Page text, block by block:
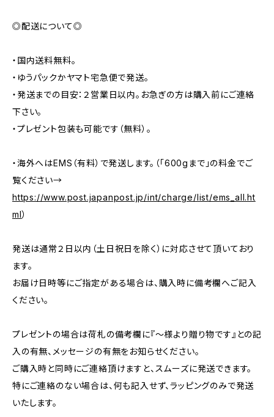
◎配送について◎​
・国内送料無料。​
・ゆうパックかヤマト宅急便で発送。​
・発送までの目安：２営業日以内。お急ぎの方は購入前にご連絡
下さい。​
・プレゼント包装も可能です（無料）。
・海外へはEMS（有料）で発送します。（「600gまで」の料金でご
覧ください→
https://www.post.japanpost.jp/int/charge/list/ems_all.ht
ml）​
発送は通常２日以内（土日祝日を除く）に対応させて頂いており
ます。​
お届け日時等にご指定がある場合は、購入時に備考欄へご記入
ください。​
プレゼントの場合は荷札の備考欄に『～様より贈り物です』との記
入の有無、メッセージの有無をお知らせください。​
ご購入時と同時にご連絡頂けますと、スムーズに発送できます。​
特にご連絡のない場合は、何も記入せず、ラッピングのみで発送
いたします。